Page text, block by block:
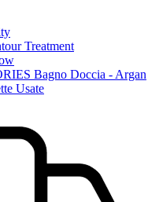
Treatment
Bagno Doccia - Argan
Usate